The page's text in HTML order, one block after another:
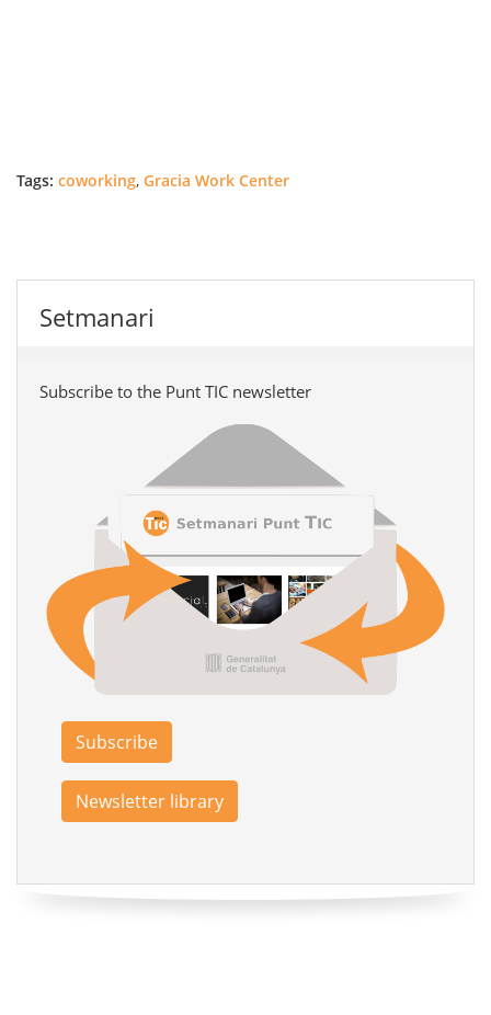
Tags: coworking, Gracia Work Center
Setmanari
Subscribe to the Punt TIC newsletter
Subscribe
Newsletter library